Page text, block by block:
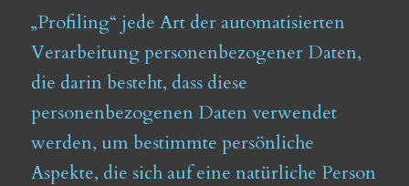
„Profiling“ jede Art der automatisierten
Verarbeitung personenbezogener Daten,
die darin besteht, dass diese
personenbezogenen Daten verwendet
werden, um bestimmte persönliche
Aspekte, die sich auf eine natürliche Person